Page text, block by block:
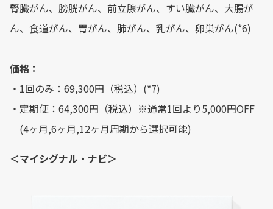
腎臓がん、膀胱がん、前立腺がん、すい臓がん、大腸が
ん、食道がん、胃がん、肺がん、乳がん、卵巣がん(*6)
価格：
・1回のみ：69,300円（税込）(*7)
・定期便：64,300円（税込）※通常1回より5,000円OFF
(4ヶ月,6ヶ月,12ヶ月周期から選択可能)
＜マイシグナル・ナビ＞